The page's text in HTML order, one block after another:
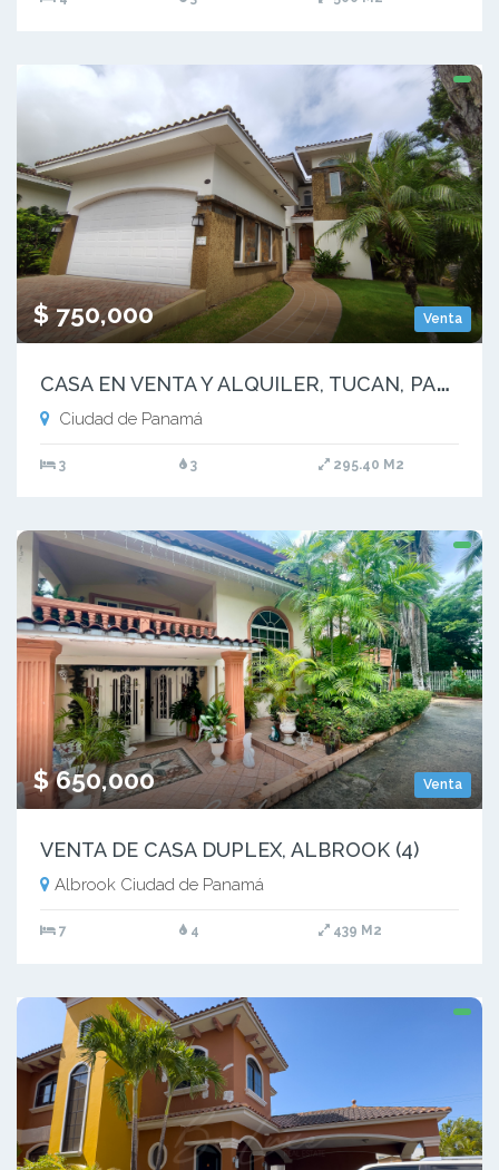
Venta
$ 750,000
C
ASA EN VENTA Y ALQUILER, TUCAN, PANAMA | PH TUCAN COUNTRY CLUB - RM
Ciudad de Panamá
3 3 295.40 M2
Venta
$ 650,000
VENTA DE CASA DUPLEX, ALBROOK (4)
Albrook Ciudad de Panamá
7 4 439 M2